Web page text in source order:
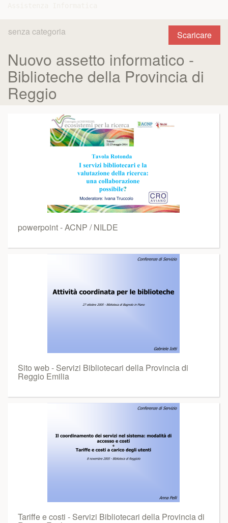
Scaricare
senza categoria
Nuovo assetto informatico -
Biblioteche della Provincia di
Reggio
powerpoint - ACNP / NILDE
Sito web - Servizi Bibliotecari della Provincia di
Reggio Emilia
Tariffe e costi - Servizi Bibliotecari della Provincia di